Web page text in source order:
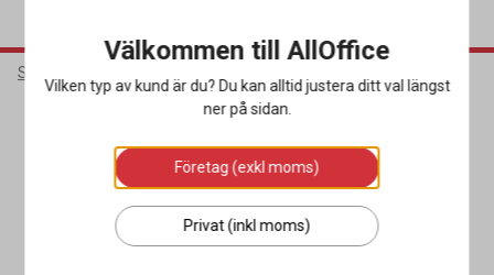
Städ & Hygien
Välkommen till AllOffice
Vilken typ av kund är du? Du kan alltid justera ditt val längst
ner på sidan.
Företag (exkl moms)
Privat (inkl moms)